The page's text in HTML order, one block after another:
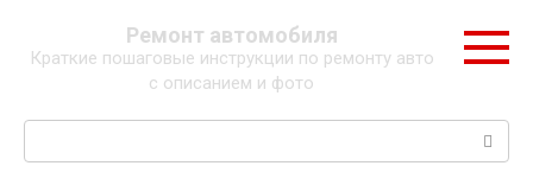
контенту
Ремонт автомобиля
Краткие пошаговые инструкции по ремонту авто
с описанием и фото
Поиск: